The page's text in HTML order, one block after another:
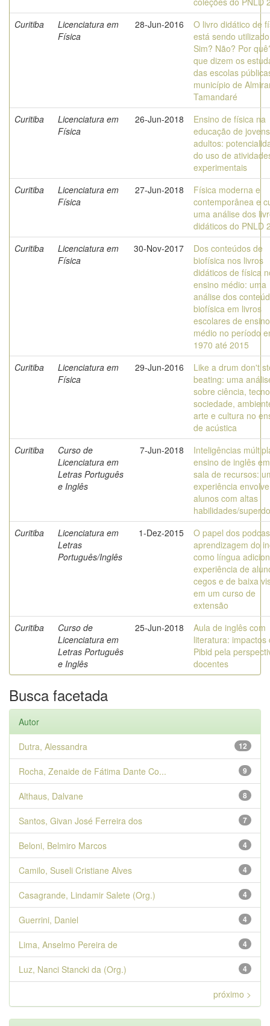
Curitiba
Licenciatura em
Física
28-Jun-2016
O livro didático de
está sendo
Sim? Não? Por
que dizem os
das escolas
município de
Tamandaré
Curitiba
Licenciatura em
Física
26-Jun-2018
Ensino de física na
educação de
adultos:
do uso de
experimentais
Curitiba
Licenciatura em
Física
27-Jun-2018
Física moderna e
contemporânea e
uma análise dos
didáticos do PNLD
Curitiba
Licenciatura em
Física
30-Nov-2017
Dos conteúdos de
biofísica nos livros
didáticos de física
ensino médio: uma
análise dos
biofísica em livros
escolares de ensino
médio no período
1970 até 2015
Curitiba
Licenciatura em
Física
29-Jun-2016
Like a drum don't
beating: uma
sobre ciência,
sociedade,
arte e cultura no
de acústica
Curitiba
Curso de
Licenciatura em
Letras Português
e Inglês
7-Jun-2018
Inteligências
ensino de inglês
sala de recursos:
experiência
alunos com altas
habilidades/
Curitiba
Licenciatura em
Letras
Português/Inglês
1-Dez-2015
O papel dos
aprendizagem do
como língua
experiência de
cegos e de baixa
em um curso de
extensão
Curitiba
Curso de
Licenciatura em
Letras Português
e Inglês
25-Jun-2018
Aula de inglês com
literatura: impactos
Pibid pela
docentes
Busca facetada
Autor
12
Dutra, Alessandra
9
Rocha, Zenaide de Fátima Dante Co...
8
Althaus, Dalvane
7
Santos, Givan José Ferreira dos
4
Beloni, Belmiro Marcos
4
Camilo, Suseli Cristiane Alves
4
Casagrande, Lindamir Salete (Org.)
4
Guerrini, Daniel
4
Lima, Anselmo Pereira de
4
Luz, Nanci Stancki da (Org.)
próximo >